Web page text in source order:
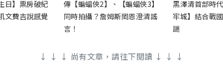
日】票房破紀
文費吉說感覺
傳【蝙蝠俠2】、【蝙蝠俠3】
同時拍攝？詹姆斯岡恩澄清謠
言！
黑澤清首部時
牢城】結合戰
謎
↓ ↓ ↓ 尚有文章，請往下閱讀 ↓ ↓ ↓